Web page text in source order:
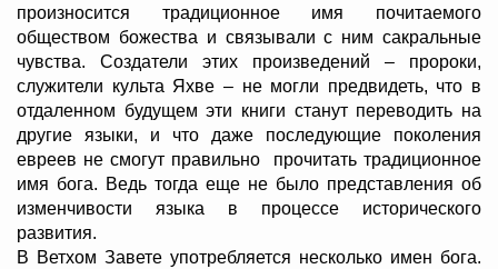
произносится традиционное имя почитаемого
обществом божества и связывали с ним сакральные
чувства. Создатели этих произведений – пророки,
служители культа Яхве – не могли предвидеть, что в
отдаленном будущем эти книги станут переводить на
другие языки, и что даже последующие поколения
евреев не смогут правильно прочитать традиционное
имя бога. Ведь тогда еще не было представления об
изменчивости языка в процессе исторического
развития.
В Ветхом Завете употребляется несколько имен бога.